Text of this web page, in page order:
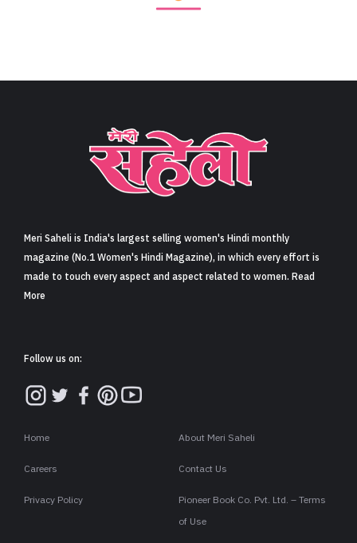
Sign in
Meri Saheli is India's largest selling women's Hindi monthly
magazine (No.1 Women's Hindi Magazine), in which every effort is
made to touch every aspect and aspect related to women. Read
More
Follow us on:
Home About Meri Saheli
Careers Contact Us
Privacy Policy
Pioneer Book Co. Pvt. Ltd. – Terms
of Use